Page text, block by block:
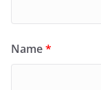
Name*